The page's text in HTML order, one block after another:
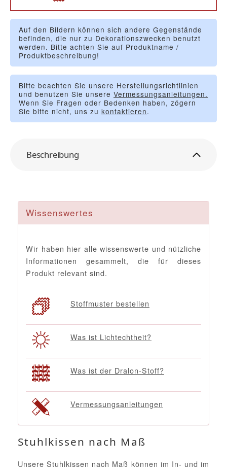
Auf den Bildern können sich andere Gegenstände
befinden, die nur zu Dekorationszwecken benutzt
werden. Bitte achten Sie auf Produktname /
Produktbeschreibung!
Bitte beachten Sie unsere Herstellungsrichtlinien
und benutzen Sie unsere Vermessungsanleitungen.
Wenn Sie Fragen oder Bedenken haben, zögern
Sie bitte nicht, uns zu kontaktieren.
Beschreibung
Wissenswertes
Wir haben hier alle wissenswerte und nützliche
Informationen gesammelt, die für dieses
Produkt relevant sind.
Stoffmuster bestellen
Was ist Lichtechtheit?
Was ist der Dralon-Stoff?
Vermessungsanleitungen
Stuhlkissen nach Maß
Unsere Stuhlkissen nach Maß können im In- und im